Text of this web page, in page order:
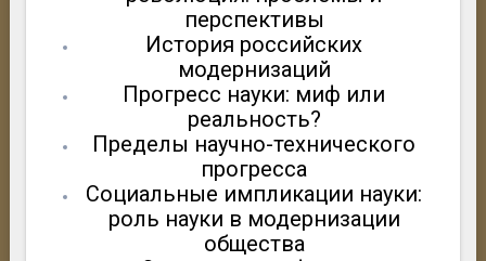
перспективы
История российских
модернизаций
Прогресс науки: миф или
реальность?
Пределы научно-технического
прогресса
Социальные импликации науки:
роль науки в модернизации
общества